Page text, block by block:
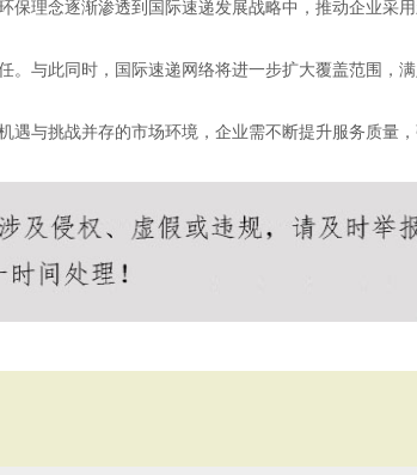
保理念逐渐渗透到国际速递发展战略中，推动企业采
。与此同时，国际速递网络将进一步扩大覆盖范围，
遇与挑战并存的市场环境，企业需不断提升服务质量